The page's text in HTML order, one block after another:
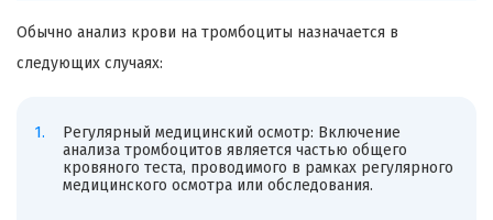
Обычно анализ крови на тромбоциты назначается в
следующих случаях:
Регулярный медицинский осмотр: Включение
анализа тромбоцитов является частью общего
кровяного теста, проводимого в рамках регулярного
медицинского осмотра или обследования.